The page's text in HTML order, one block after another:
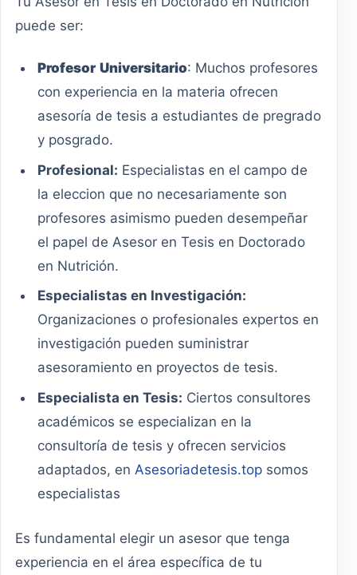
puede ser:
Profesor Universitario: Muchos profesores
con experiencia en la materia ofrecen
asesoría de tesis a estudiantes de pregrado
y posgrado.
Profesional: Especialistas en el campo de
la eleccion que no necesariamente son
profesores asimismo pueden desempeñar
el papel de Asesor en Tesis en Doctorado
en Nutrición.
Especialistas en Investigación:
Organizaciones o profesionales expertos en
investigación pueden suministrar
asesoramiento en proyectos de tesis.
Especialista en Tesis: Ciertos consultores
académicos se especializan en la
consultoría de tesis y ofrecen servicios
adaptados, enAsesoriadetesis.top somos
especialistas
Es fundamental elegir un asesor que tenga
experiencia en el área específica de tu